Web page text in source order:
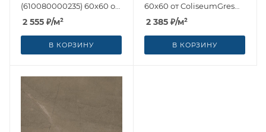
(610080000235) 60x60 от
ColiseumGres (Россия)
2 555 ₽/м²
В КОРЗИНУ
60x60 от ColiseumGres
(Россия)
2 385 ₽/м²
В КОРЗИНУ